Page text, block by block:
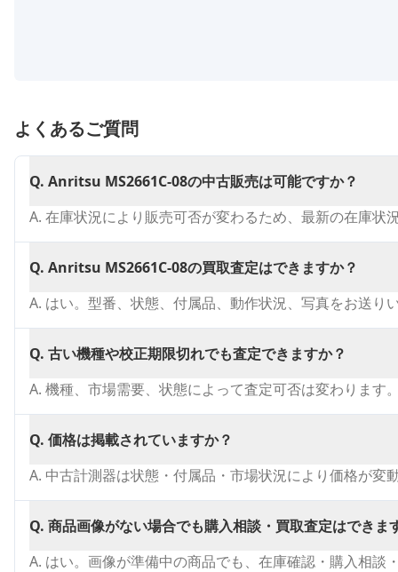
よくあるご質問
Q. Anritsu MS2661C-08の中古販売は可能ですか？
A. 在庫状況により販売可否が変わるため、最新の在庫状
Q. Anritsu MS2661C-08の買取査定はできますか？
A. はい。型番、状態、付属品、動作状況、写真をお送
Q. 古い機種や校正期限切れでも査定できますか？
A. 機種、市場需要、状態によって査定可否は変わります
Q. 価格は掲載されていますか？
A. 中古計測器は状態・付属品・市場状況により価格が変
Q. 商品画像がない場合でも購入相談・買取査定はできま
A. はい。画像が準備中の商品でも、在庫確認・購入相